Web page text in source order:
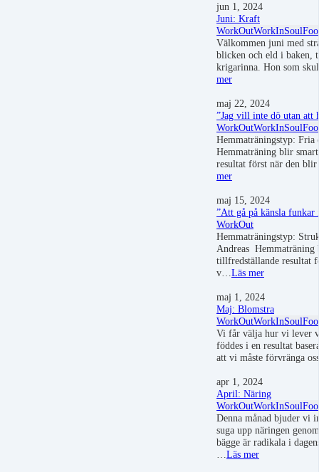
jun 1, 2024
Juni: Kraft
WorkOutWorkIn
Välkommen juni med
blicken och eld i
krigarinna. Hon som
mer
maj 22, 2024
”Jag vill inte dö utan att
WorkOutWorkIn
Hemmaträningstyp: Fria
Hemmaträning blir
resultat först när den
mer
maj 15, 2024
”Att gå på känsla
WorkOut
Hemmaträningstyp:
Andreas Hemmaträning
tillfredställande resultat
v… Läs mer
maj 1, 2024
Maj: Blomstra
WorkOutWorkIn
Vi får välja hur vi lever
föddes i en resultat
att vi måste förvränga
apr 1, 2024
April: Näring
WorkOutWorkIn
Denna månad bjuder vi
suga upp näringen
bägge är radikala i
Läs mer